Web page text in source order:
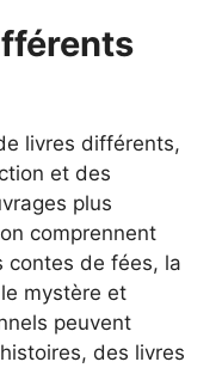
livres différents,
et des
plus
comprennent
contes de fées, la
mystère et
peuvent
des livres